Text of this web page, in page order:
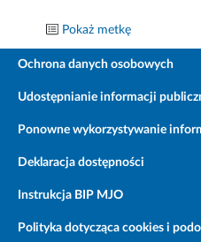
Pokaż metkę
Ochrona danych osobowych
Udostępnianie informacji
Ponowne wykorzystywanie
Deklaracja dostępności
Instrukcja BIP MJO
Polityka dotycząca cookies i